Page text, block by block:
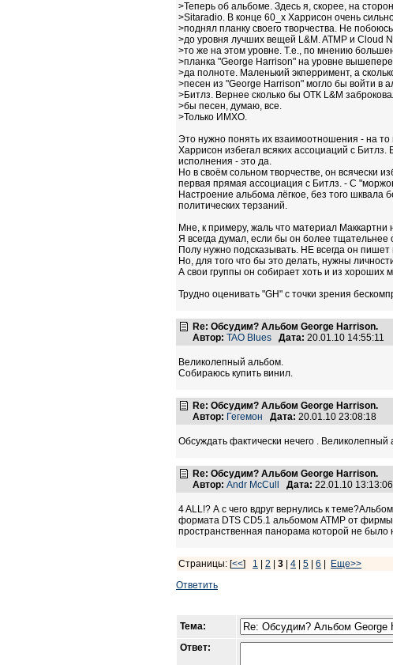
>Теперь об альбоме. Здесь я, скорее, на
>Sitaradio. В конце 60_х Харрисон очень
>поднял планку своего творчества. Не побоюсь
>до уровня лучших вещей L&M. ATMP и Cloud
>то же на этом уровне. Т.е., по мнению
>планка "George Harrison" на уровне
>да полноте. Маленький экперримент, а
>песен из "George Harrison" могло бы войти в
>Битлз. Вернее сколько бы ОТК L&M
>бы песен, думаю, все.
>Только ИМХО.
Это нужно понять их взаимоотношения - на то
Харрисон избегал всяких ассоциаций с
исполнения - это да.
Но в своём сольном творчестве, он всячески
первая прямая ассоциация с Битлз. - С
Настроение альбома лёгкое, без того
политических терзаний.
Мне, к примеру, жаль что материал Маккартни
Я всегда думал, если бы он более
Полу нужно подсказывать. НЕ всегда он
Но, для того что бы это делать, нужны
А свои группы он собирает хоть и из хороших
Трудно оценивать "GH" с точки зрения
Re: Обсудим? Альбом George Harrison.
Автор: TAO Blues Дата: 20.01.10 14:55:11
Великолепный альбом.
Собираюсь купить винил.
Re: Обсудим? Альбом George Harrison.
Автор: Гегемон Дата: 20.01.10 23:08:18
Обсуждать фактически нечего .
Re: Обсудим? Альбом George Harrison.
Автор: Andr McCull Дата: 22.01.10
4 ALL!? А с чего вдруг вернулись к
формата DTS CD5.1 альбомом АТМР от фирмы
пространственная панорама которой не
Страницы: [<<] 1 2 3 4 5 6
Еще>>
Ответить
Тема:
Ответ: